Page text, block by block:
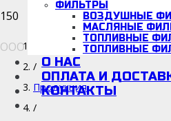
ООО «Детальмотор», ИНН/КПП:
ФИЛЬТРЫ
ВОЗДУШНЫЕ
МАСЛЯНЫЕ
ТОПЛИВНЫЕ
ТОПЛИВНЫЕ
О НАС
ОПЛАТА И
КОНТАКТЫ
/
Продукция
/